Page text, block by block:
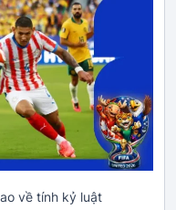
về tính kỷ luật